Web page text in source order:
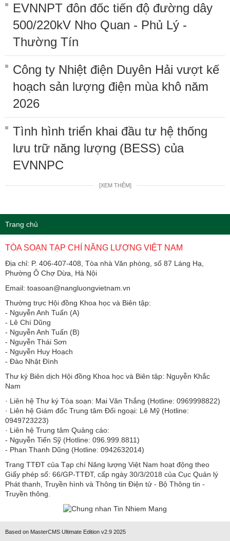
EVNNPT đôn đốc tiến độ đường dây
500/220kV Nho Quan - Phủ Lý -
Thường Tín
Công ty Nhiệt điện Duyên Hải vượt kế
hoạch sản lượng điện mùa khô năm
2026
Tình hình triển khai đầu tư hệ thống
lưu trữ năng lượng (BESS) của
EVNNPC
[XEM THÊM]
Trang chủ
TÒA SOẠN TẠP CHÍ NĂNG LƯỢNG VIỆT NAM
Địa chỉ: P. 406-407-408, Tòa nhà Văn phòng, số 87 Láng Hạ,
Phường Ô Chợ Dừa, Hà Nội
Email: toasoan@nangluongvietnam.vn
Thường trực Hội đồng Khoa học và Biên tập:
​​​​​​- Nguyễn Anh Tuấn (A)
- Lê Chí Dũng
- Nguyễn Anh Tuấn (B)
- Nguyễn Thái Sơn
- Nguyễn Huy Hoạch
- Đào Nhật Đình
Thư ký Biên dịch Hội đồng Khoa học và Biên tập: Nguyễn Khắc
Nam
· Liên hệ Thư ký Tòa soạn: Mai Văn Thắng (Hotline: 0969998822)
· Liên hệ Giám đốc Trung tâm Đối ngoại: Lê Mỹ (Hotline:
0949723223)
· Liên hệ Trung tâm Quảng cáo:
- Nguyễn Tiến Sỹ (Hotline: 096.999.8811)
- Phan Thanh Dũng (Hotline: 0942632014)
Trang TTĐT của Tạp chí Năng lượng Việt Nam hoạt động theo
Giấy phép số: 66/GP-TTĐT, cấp ngày 30/3/2018 của Cục Quản lý
Phát thanh, Truyền hình và Thông tin Điện tử - Bộ Thông tin -
Truyền thông.
Based on MasterCMS Ultimate Edition v2.9 2025